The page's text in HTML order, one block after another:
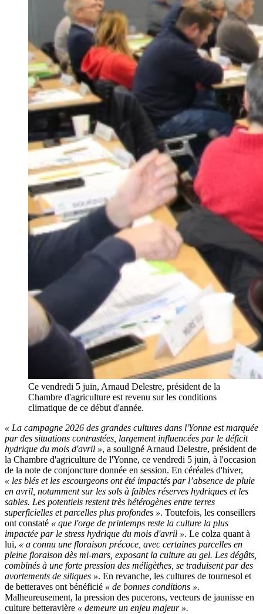
Ce vendredi 5 juin, Arnaud Delestre, président de la
Chambre d'agriculture est revenu sur les conditions
climatique de ce début d'année.
« La campagne 2026 des grandes cultures dans l'Yonne est marquée
par des situations contrastées, largement influencées par le déficit
hydrique du mois d'avril », a souligné Arnaud Delestre, président de
la Chambre d'agriculture de l'Yonne, ce vendredi 5 juin, à l'occasion
de la note de conjoncture donnée en session. En céréales d'hiver,
« les blés et les escourgeons ont été impactés par l’absence de pluie
en avril, notamment sur les sols à faibles réserves hydriques et les
sables. Les potentiels restent très hétérogènes entre terres
superficielles et parcelles plus profondes ». Toutefois, les conseillers
ont constaté « que l'orge de printemps reste la culture la plus
impactée par le stress hydrique du mois d'avril ». Le colza quant à
lui, « a connu une floraison précoce, avec certaines parcelles en
pleine floraison dès mi-mars, exposant la culture au gel. Les dégâts,
combinés à une forte pression des méligèthes, se traduisent par des
avortements de siliques ». En revanche, les cultures de tournesol et
de betteraves ont bénéficié « de bonnes conditions ».
Malheureusement, la pression des pucerons, vecteurs de jaunisse en
culture betteravière « demeure un enjeu majeur ».